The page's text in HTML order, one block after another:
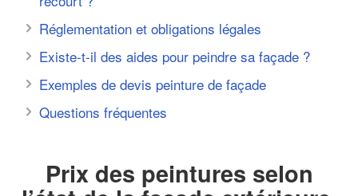
Réglementation et obligations légales
Existe-t-il des aides pour peindre sa façade ?
Exemples de devis peinture de façade
Questions fréquentes
Prix des peintures selon